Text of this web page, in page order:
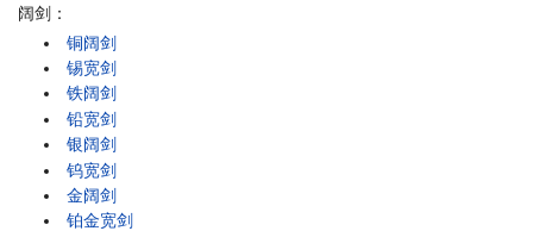
阔剑：
铜阔剑
锡宽剑
铁阔剑
铅宽剑
银阔剑
钨宽剑
金阔剑
铂金宽剑